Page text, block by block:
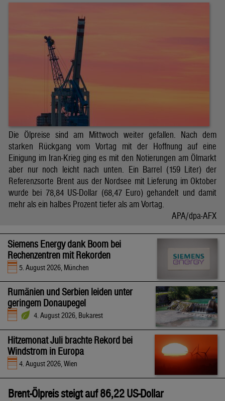
Die Ölpreise sind am Mittwoch weiter gefallen. Nach dem
starken Rückgang vom Vortag mit der Hoffnung auf eine
Einigung im Iran-Krieg ging es mit den Notierungen am Ölmarkt
aber nur noch leicht nach unten. Ein Barrel (159 Liter) der
Referenzsorte Brent aus der Nordsee mit Lieferung im Oktober
wurde bei 78,84 US-Dollar (68,47 Euro) gehandelt und damit
mehr als ein halbes Prozent tiefer als am Vortag.
APA/dpa-AFX
Siemens Energy dank Boom bei
Rechenzentren mit Rekorden
5. August 2026, München
Rumänien und Serbien leiden unter
geringem Donaupegel
4. August 2026, Bukarest
Hitzemonat Juli brachte Rekord bei
Windstrom in Europa
4. August 2026, Wien
Brent-Ölpreis steigt auf 86,22 US-Dollar